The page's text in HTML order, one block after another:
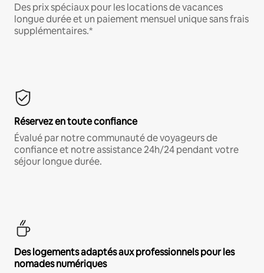
Des prix spéciaux pour les locations de vacances
longue durée et un paiement mensuel unique sans frais
supplémentaires.*
Réservez en toute confiance
Évalué par notre communauté de voyageurs de
confiance et notre assistance 24h/24 pendant votre
séjour longue durée.
Des logements adaptés aux professionnels pour les
nomades numériques